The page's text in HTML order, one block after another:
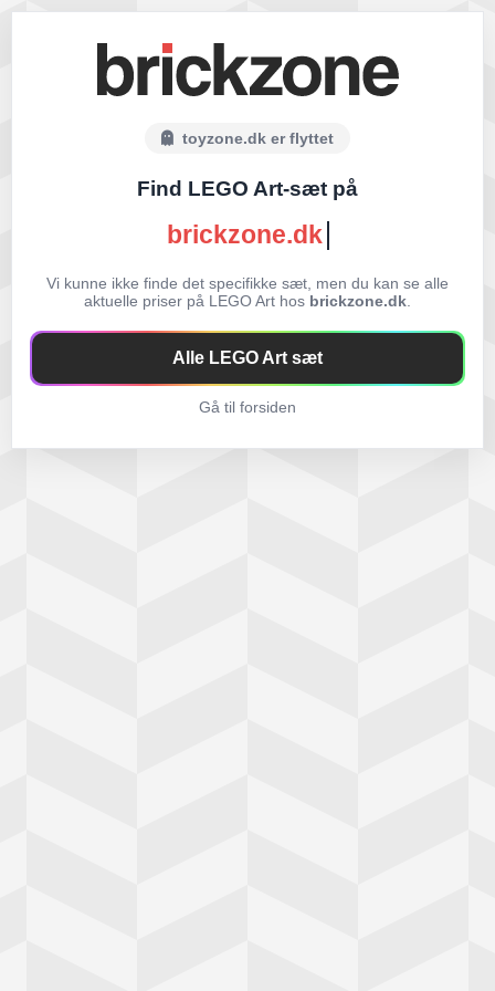
toyzone.dk er flyttet
Find LEGO Art-sæt på
brickzone.dk
Vi kunne ikke finde det specifikke sæt, men du kan se alle
aktuelle priser på LEGO Art hos brickzone.dk
Alle LEGO Art sæt
Gå til forsiden